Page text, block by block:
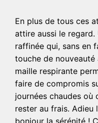
En plus de tous ces
attire aussi le regard.
raffinée qui, sans en
touche de
maille respirante
faire de compromis
journées chaudes
rester au frais. Adieu